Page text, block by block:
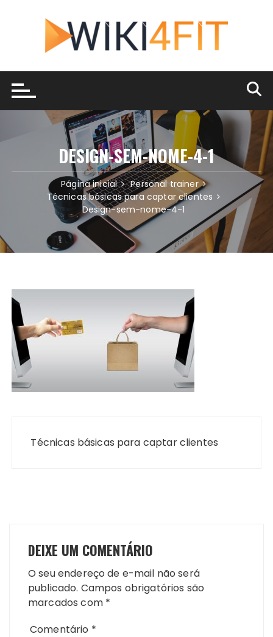
conteúdo
DESIGN-SEM-NOME-4-1
Página inicial
Personal trainer
Técnicas básicas para captar clientes
Design-sem-nome-4-1
Técnicas básicas para captar clientes
DEIXE UM COMENTÁRIO
O seu endereço de e-mail não será
publicado. Campos obrigatórios são
marcados com *
Comentário *